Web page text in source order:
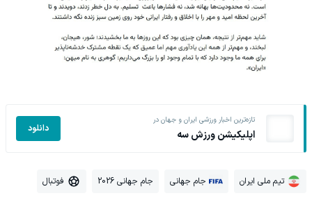
تازه‌ترین اخبار ورزشی ایران و جهان در
اپلیکیشن ورزش سه دانلود
تیم ملی ایران جام جهانی جام جهانی 2026 فوتبال